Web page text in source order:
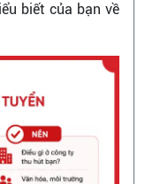
biết của bạn về